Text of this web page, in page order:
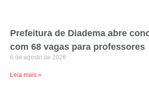
Prefeitura de Diadema abre
com 68 vagas para professores
6 de agosto de 2026
Leia mais »